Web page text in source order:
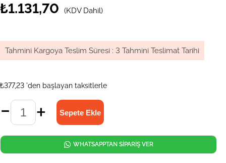
₺1.131,70 (KDV Dahil)
Tahmini Kargoya Teslim Süresi : 3 Tahmini Teslimat Tarihi
₺377,23 'den başlayan taksitlerle
WHATSAPPTAN SİPARİŞ VER